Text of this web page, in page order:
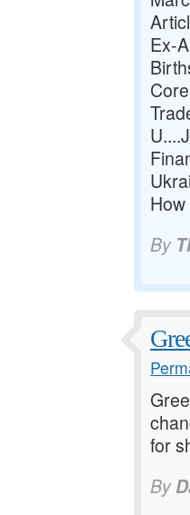
Ex-
By
for
By